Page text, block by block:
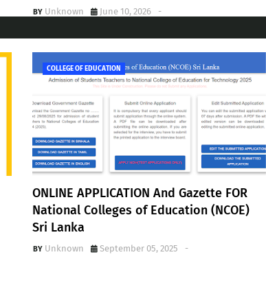
Unknown -
June 10, 2026
COLLEGE OF EDUCATION
ONLINE APPLICATION And Gazette FOR
National Colleges of Education (NCOE)
Sri Lanka
Unknown -
September 05, 2025